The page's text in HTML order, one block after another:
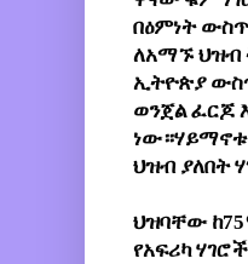
በዕምነት
ለአማኙ ህዝብ
ኢትዮጵያ
ወንጀል ፈርጆ
ነው።ሃይማኖቱ
ህዝብ ያለበት
ህዝባቸው
የአፍሪካ